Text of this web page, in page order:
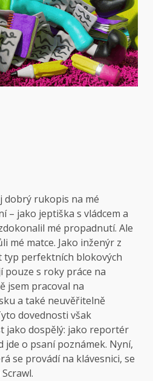
rukopis na mé
– jako jeptiška s vládcem a
mé propadnutí. Ale
mé matce. Jako inženýr z
typ perfektních blokových
pouze s roky práce na
jsem pracoval na
a také neuvěřitelně
dovednosti však
jako dospělý: jako reportér
jde o psaní poznámek. Nyní,
se provádí na klávesnici, se